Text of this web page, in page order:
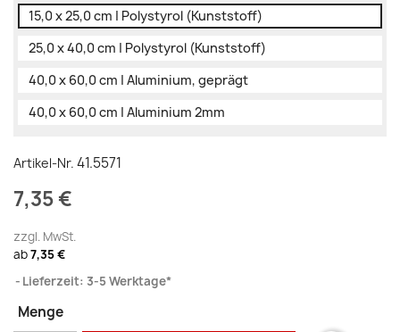
15,0 x 25,0 cm | Polystyrol (Kunststoff)
25,0 x 40,0 cm | Polystyrol (Kunststoff)
40,0 x 60,0 cm | Aluminium, geprägt
40,0 x 60,0 cm | Aluminium 2mm
Artikel-Nr. 41.5571
7,35 €
zzgl. MwSt.
ab7,35 €
Lieferzeit: 3-5 Werktage*
Menge